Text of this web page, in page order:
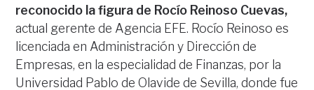
reconocido la figura de Rocío Reinoso Cuevas,
actual gerente de Agencia EFE. Rocío Reinoso es
licenciada en Administración y Dirección de
Empresas, en la especialidad de Finanzas, por la
Universidad Pablo de Olavide de Sevilla, donde fue